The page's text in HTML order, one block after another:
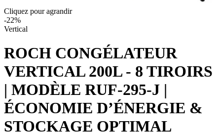
Cliquez pour agrandir
-22%
Vertical
ROCH CONGÉLATEUR
VERTICAL 200L - 8 TIROIRS
| MODÈLE RUF-295-J |
ÉCONOMIE D’ÉNERGIE &
STOCKAGE OPTIMAL